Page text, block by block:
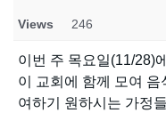
Views 246
이번 주 목요일(11/28)
이 교회에 함께 모여
여하기 원하시는 가정